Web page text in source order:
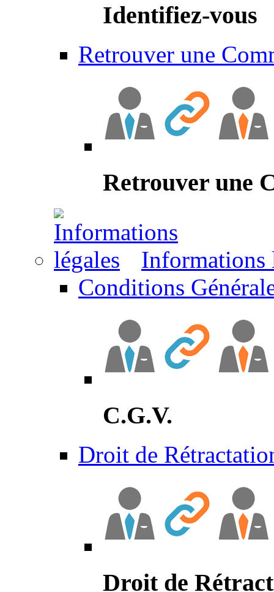
Identifiez-vous
Retrouver une
Retrouver une
Informations
Conditions
C.G.V.
Droit de
Droit de